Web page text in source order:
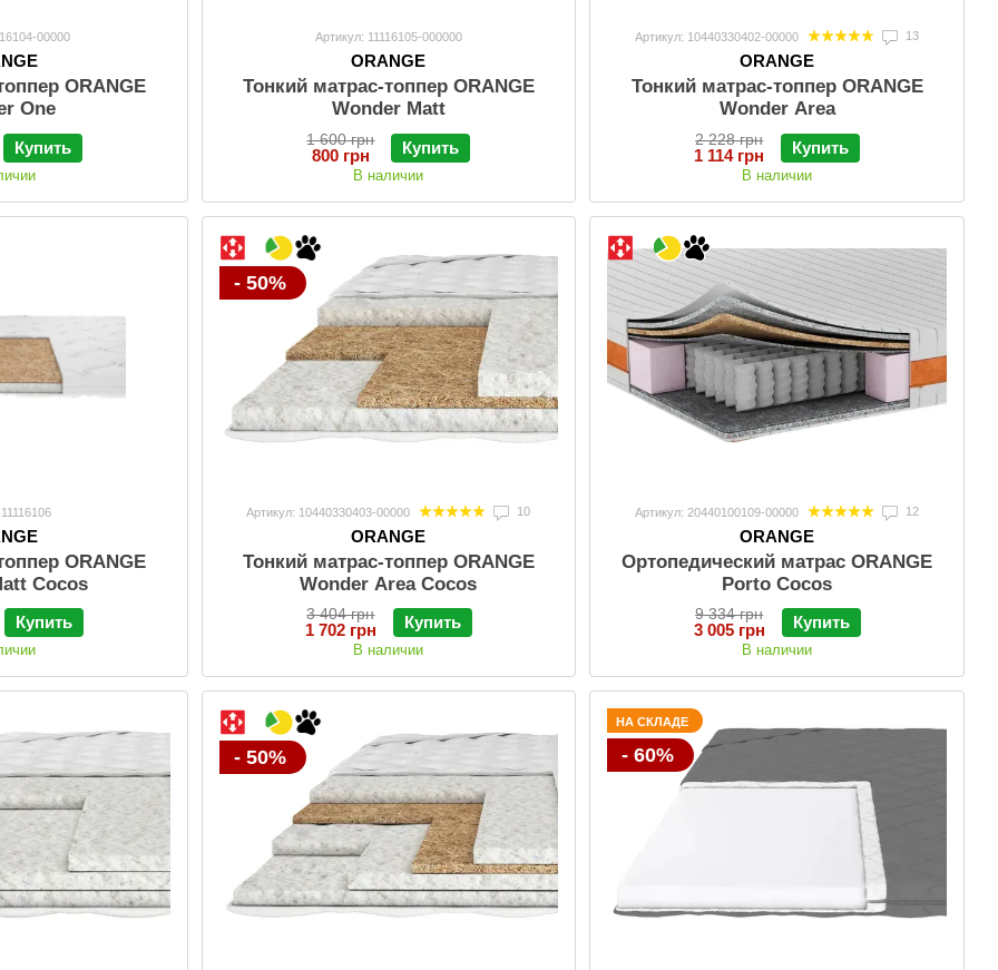
00000
ORANGE
One
Купить
Артикул: 11116105-000000
ORANGE
Тонкий матрас-топпер ORANGE
Wonder Matt
1 600 грн
800 грн Купить
В наличии
Артикул: 10440330402-00000 13
ORANGE
Тонкий матраc-топпер ORANGE
Wonder Area
2 228 грн
1 114 грн Купить
В наличии
ORANGE
Cocos
Купить
- 50%
Артикул: 10440330403-00000 10
ORANGE
Тонкий матраc-топпер ORANGE
Wonder Area Cocos
3 404 грн
1 702 грн Купить
В наличии
Артикул: 20440100109-00000 12
ORANGE
Ортопедический матрас ORANGE
Porto Cocos
9 334 грн
3 005 грн Купить
В наличии
- 50%
НА СКЛАДЕ
- 60%